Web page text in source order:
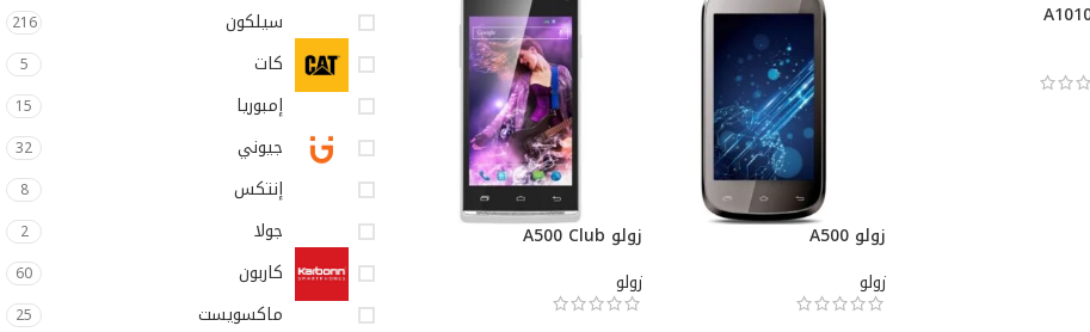
زولو A500
زولو
زولو A500 Club
زولو
سيلكون 216
كات 5
إمبوريا 15
جيوني 32
إنتكس 8
جولا 2
كاربون 60
ماكسويست 25